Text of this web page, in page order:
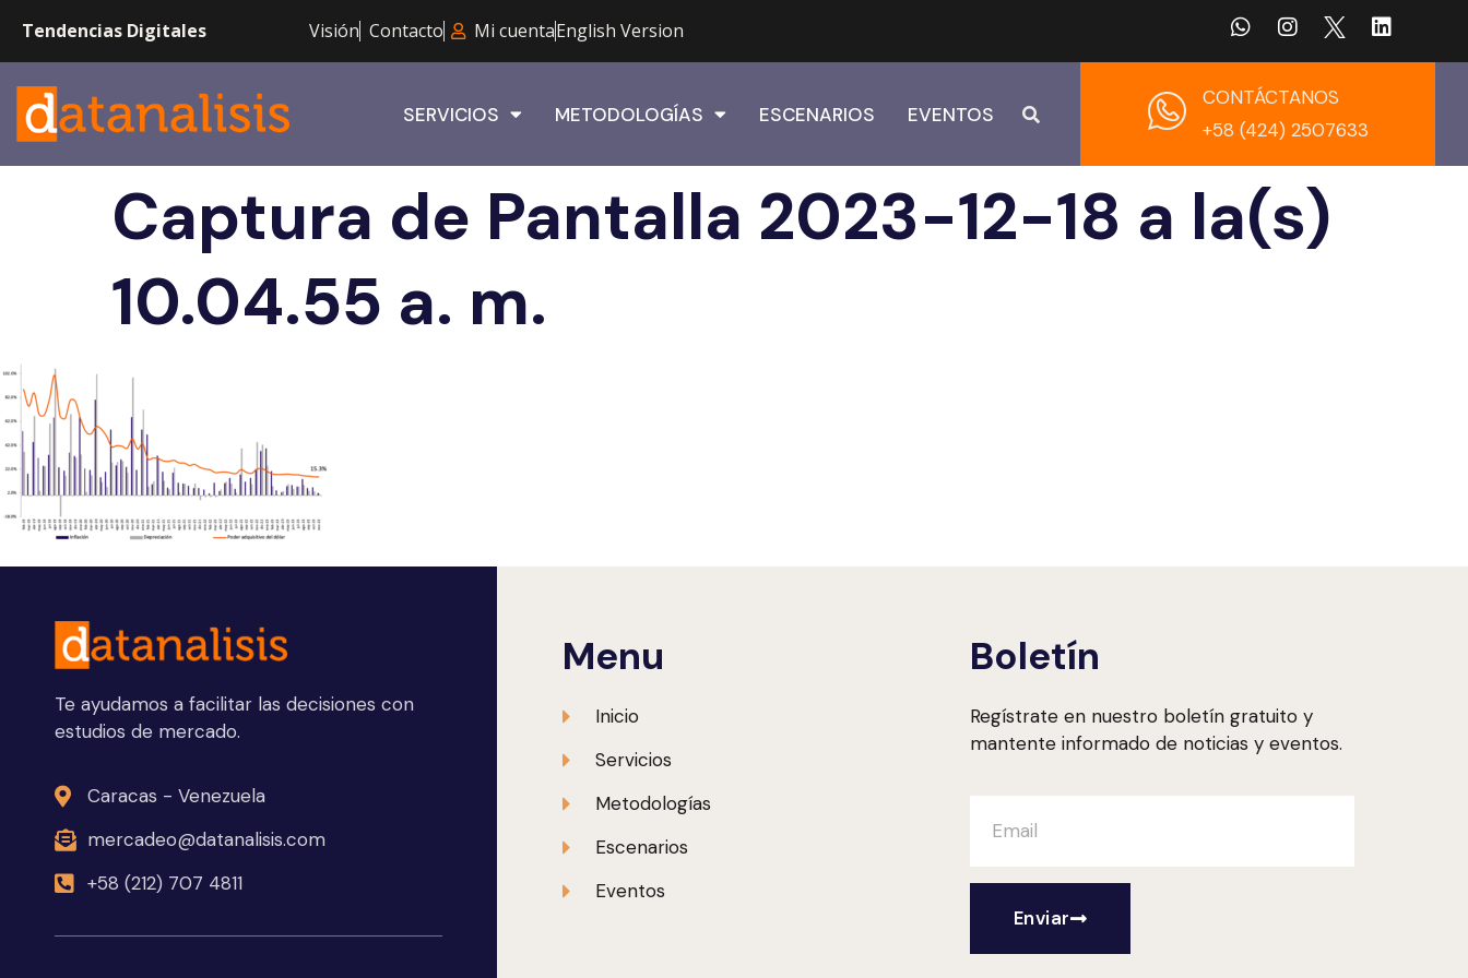
Tendencias Digitales Visión Contacto Mi cuentaEnglish Version
SERVICIOS METODOLOGÍAS ESCENARIOS EVENTOS
CONTÁCTANOS
+58 (424) 2507633
Captura de Pantalla 2023-12-18 a la(s)
10.04.55 a. m.
Te ayudamos a facilitar las decisiones con
estudios de mercado.
Caracas - Venezuela
mercadeo@datanalisis.com
+58 (212) 707 4811
Menu
Inicio
Servicios
Metodologías
Escenarios
Eventos
Boletín
Regístrate en nuestro boletín gratuito y
mantente informado de noticias y eventos.
Enviar